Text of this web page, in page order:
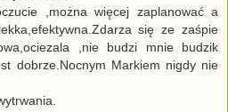
,można więcej zaplanować a
się ze zaśpie
,nie budzi mnie budzik
dobrze.Nocnym Markiem nigdy nie